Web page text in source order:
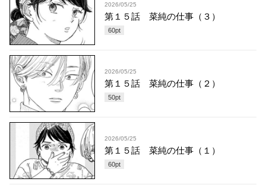
2026/05/25
第１５話 菜純の仕事（３）
60pt
2026/05/25
第１５話 菜純の仕事（２）
50pt
2026/05/25
第１５話 菜純の仕事（１）
60pt